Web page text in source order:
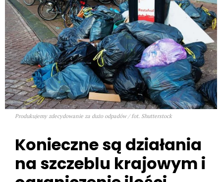
Produkujemy zdecydowanie za dużo odpadów / fot. Shutterstock
Konieczne są działania
na szczeblu krajowym i